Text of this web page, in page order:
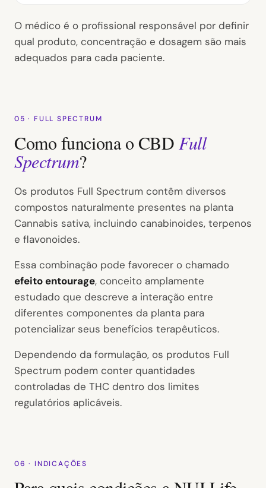
O médico é o profissional responsável por definir
qual produto, concentração e dosagem são mais
adequados para cada paciente.
05 · FULL SPECTRUM
Como funciona o CBD Full
Spectrum?
Os produtos Full Spectrum contêm diversos
compostos naturalmente presentes na planta
Cannabis sativa, incluindo canabinoides, terpenos
e flavonoides.
Essa combinação pode favorecer o chamado
efeito entourage, conceito amplamente
estudado que descreve a interação entre
diferentes componentes da planta para
potencializar seus benefícios terapêuticos.
Dependendo da formulação, os produtos Full
Spectrum podem conter quantidades
controladas de THC dentro dos limites
regulatórios aplicáveis.
06 · INDICAÇÕES